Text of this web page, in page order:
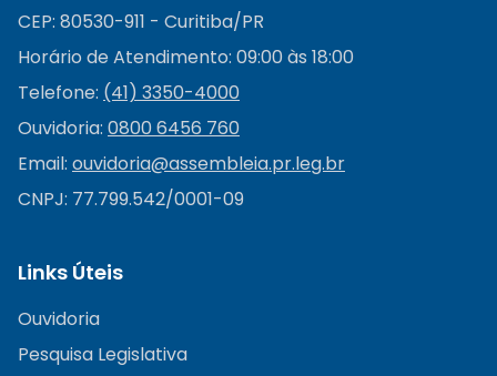
CEP: 80530-911 - Curitiba/PR
Horário de Atendimento: 09:00 às 18:00
Telefone: (41) 3350-4000
Ouvidoria: 0800 6456 760
Email: ouvidoria@assembleia.pr.leg.br
CNPJ: 77.799.542/0001-09
Links Úteis
Ouvidoria
Pesquisa Legislativa